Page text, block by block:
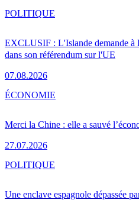
EXCLUSIF : L'Islande demande à
dans son référendum sur l'UE
07.08.2026
POLITIQUE
Merci la Chine : elle a sauvé
27.07.2026
ÉCONOMIE
Une enclave espagnole dépassée
POLITIQUE